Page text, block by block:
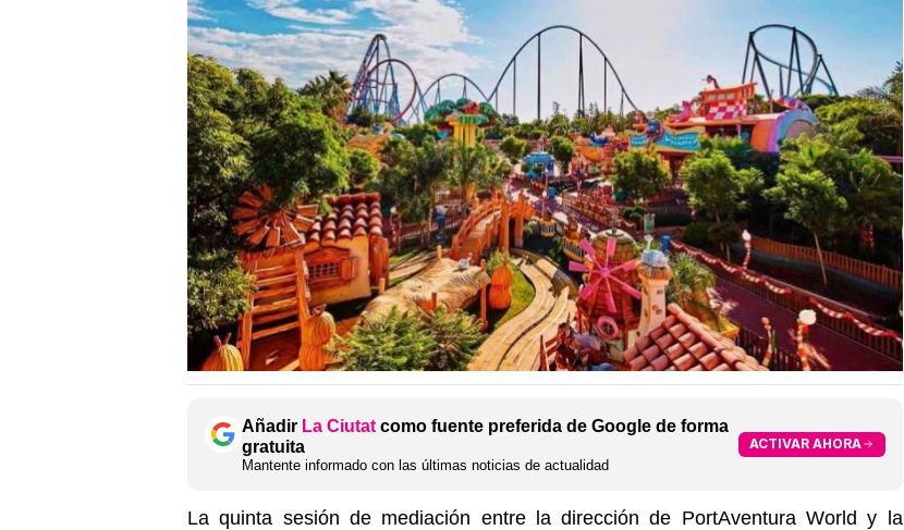
Añadir La Ciutat como fuente preferida de Google de forma
gratuita
Mantente informado con las últimas noticias de actualidad
ACTIVAR AHORA
La quinta sesión de mediación entre la dirección de PortAventura World y la